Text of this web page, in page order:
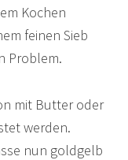
Kochen
feinen Sieb
Problem.
mit Butter oder
werden.
nun goldgelb